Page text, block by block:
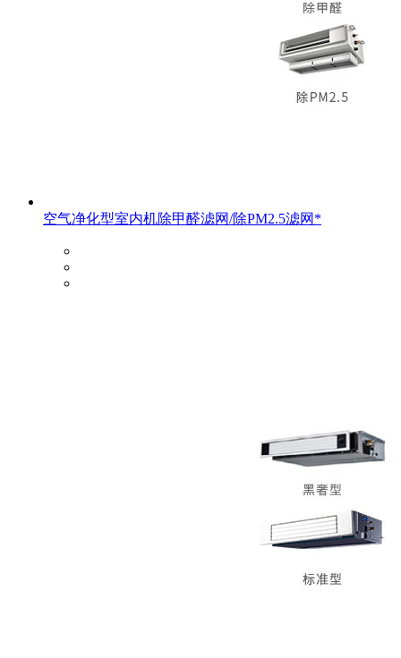
空气净化型室内机除甲醛滤网/除PM2.5滤网*